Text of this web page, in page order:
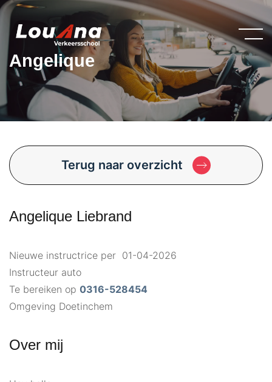
Angelique
Terug naar overzicht
Angelique Liebrand
Nieuwe instructrice per 01-04-2026
Instructeur auto
Te bereiken op 0316-528454
Omgeving Doetinchem
Over mij